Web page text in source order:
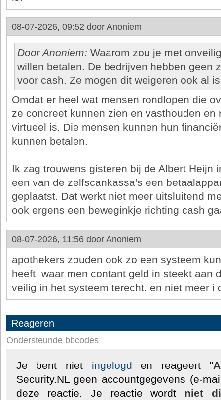
08-07-2026, 09:52 door Anoniem
Door Anoniem: Waarom zou je met
willen betalen. De bedrijven hebben geen
voor cash. Ze mogen dit weigeren ook al
Omdat er heel wat mensen rondlopen die
ze concreet kunnen zien en vasthouden en
virtueel is. Die mensen kunnen hun
kunnen betalen.
Ik zag trouwens gisteren bij de Albert Heijn
een van de zelfscankassa's een
geplaatst. Dat werkt niet meer uitsluitend
ook ergens een beweginkje richting cash
08-07-2026, 11:56 door Anoniem
apothekers zouden ook zo een systeem
heeft. waar men contant geld in steekt aan
veilig in het systeem terecht. en niet meer i
Reageren
Ondersteunde bbcodes
Je bent niet ingelogd en reageert "
Security.NL geen accountgegevens (e-
deze reactie. Je reactie wordt niet